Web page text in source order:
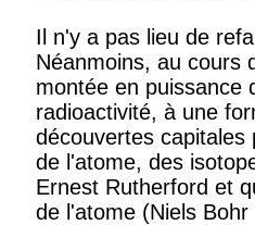
Il n'y a pas lieu de
Néanmoins, au cours
montée en puissance
radioactivité, à une
découvertes capitales
de l'atome, des
Ernest Rutherford et
de l'atome (Niels Bohr